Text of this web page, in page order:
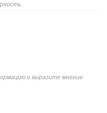
и выразите мнение